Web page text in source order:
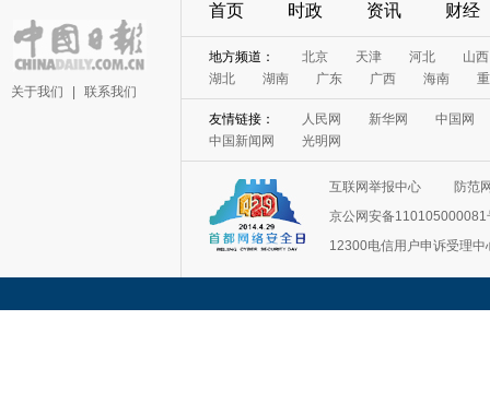
关于我们 联系我们
首页 时政 资讯 财经
地方频道： 北京 天津 河北
山西
湖北
湖南 广东 广西 海南
友情链接： 人民网 新华网
中国网
中国新闻网
光明网
互联网举报中心
防范
京公网安备110105000081
12300电信用户申诉受理中